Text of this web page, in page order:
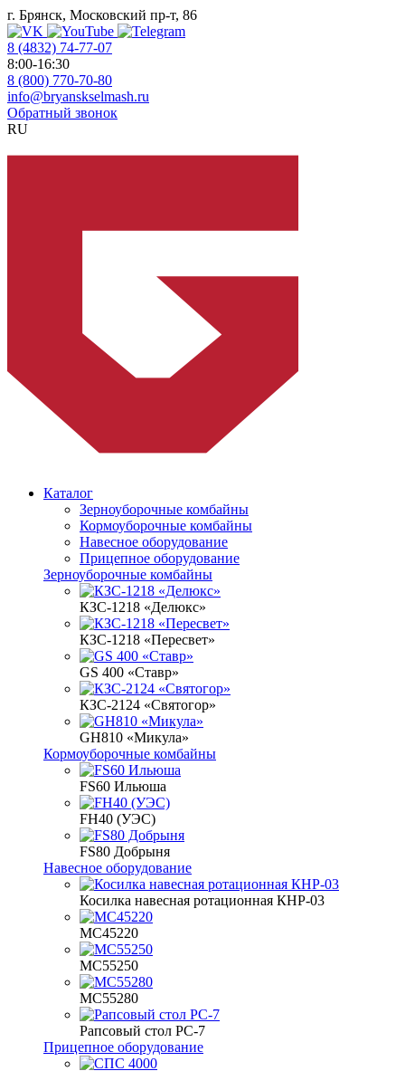
г. Брянск, Московский пр-т, 86
8 (4832) 74-77-07
8:00-16:30
8 (800) 770-70-80
info@bryanskselmash.ru
Обратный звонок
RU
Каталог
Зерноуборочные комбайны
Кормоуборочные комбайны
Навесное оборудование
Прицепное оборудование
Зерноуборочные комбайны
КЗС-1218 «Делюкс»
КЗС-1218 «Пересвет»
GS 400 «Ставр»
КЗС-2124 «Святогор»
GH810 «Микула»
Кормоуборочные комбайны
FS60 Ильюша
FH40 (УЭС)
FS80 Добрыня
Навесное оборудование
Косилка навесная ротационная КНР-03
МС45220
МС55250
МС55280
Рапсовый стол РС-7
Прицепное оборудование